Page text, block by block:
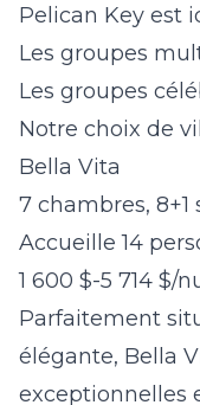
Pelican Key est
Les groupes
Les groupes
Notre choix de
Bella Vita
7 chambres, 8+1
Accueille 14
1 600 $-5 714 $/
Parfaitement
élégante, Bella
exceptionnelles